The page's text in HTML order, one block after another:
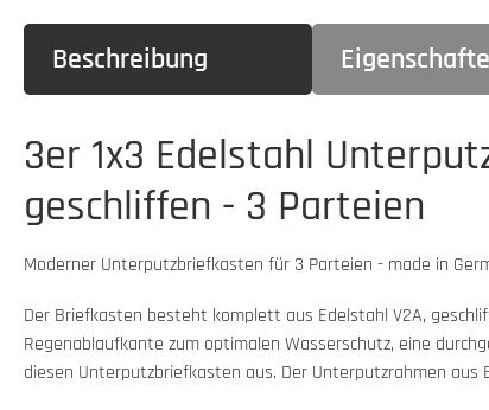
Beschreibung
3er 1x3 Edelstahl
geschliffen - 3 Parteien
Moderner Unterputzbriefkasten für 3 Parteien - made in
Der Briefkasten besteht komplett aus Edelstahl V2A,
Regenablaufkante zum optimalen Wasserschutz, eine
diesen Unterputzbriefkasten aus. Der Unterputzrahmen